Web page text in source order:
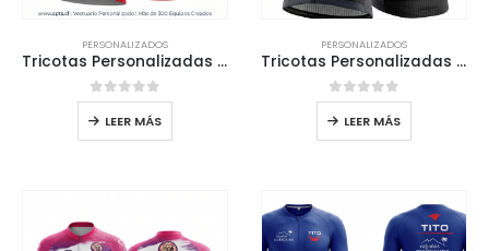
PERSONALIZADOS
Tricotas Personalizadas para el Team Empresa Ozono4c Fumigaciones
0out of 5
LEER MÁS
PERSONALIZADOS
Tricotas Personalizadas Para grupo de amigos Team DMENTES
0out of 5
LEER MÁS